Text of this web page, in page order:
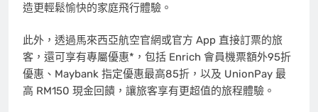
造更輕鬆愉快的家庭飛行體驗。
此外，透過馬來西亞航空官網或官方 App 直接訂票的旅
客，還可享有專屬優惠*，包括 Enrich 會員機票額外95折
優惠、Maybank 指定優惠最高85折，以及 UnionPay 最
高 RM150 現金回饋，讓旅客享有更超值的旅程體驗。